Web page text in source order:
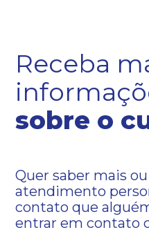
Receba
sobre o
Quer saber mais
atendimento
contato que
entrar em contato